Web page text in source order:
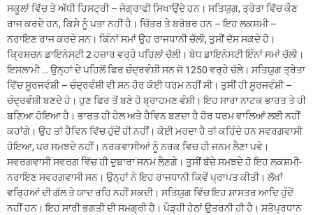
ਸਕੂਲਾਂ ਵਿੱਚ ਤੇ ਅੱਧੀ ਹਿਸਟ੍ਰੀ – ਜੋਗ੍ਰਾਫੀ ਸਿਖਾਉਂਦੇ ਹਨ। ਸਤਿਯੁਗ, ਤ੍ਰੇਤਾ ਵਿੱਚ ਕੌਣ
ਰਾਜ ਕਰਦੇ ਹਨ, ਕਿਸੇ ਨੂੰ ਪਤਾ ਨਹੀਂ ਹੈ। ਚਿੱਤਰ ਤੇ ਬਰੋਬਰ ਹਨ – ਇਹ ਲਕਸ਼ਮੀ –
ਨਰਾਇਣ ਰਾਜ ਕਰਦੇ ਸਨ। ਕਿੰਨਾਂ ਸਮਾਂ ਉਹ ਰਾਜਧਾਨੀ ਚੱਲੀ, ਤੁਸੀਂ ਦੱਸ ਸਕਦੇ ਹੋ।
ਕ੍ਰਿਸ਼ਚਨ ਡਾਇਨੇਸਟੀ 2 ਹਜ਼ਾਰ ਵਰ੍ਹੇ ਪਹਿਲਾਂ ਚੱਲੀ। ਬੋਧ ਡਾਇਨੇਸਟੀ ਇੰਨਾਂ ਸਮਾਂ ਚੱਲੀ।
ਇਸਲਾਮੀ … ਉਨ੍ਹਾਂ ਦੇ ਪਹਿਲੋਂ ਫਿਰ ਚੰਦ੍ਰਵੰਸ਼ੀ ਸਨ ਜੋ 1250 ਵਰ੍ਹੇ ਚੱਲੇ। ਸਤਿਯੁਗ ਤ੍ਰੇਤਾ
ਵਿੱਚ ਸੂਰਜਵੰਸ਼ੀ – ਚੰਦ੍ਰਵੰਸ਼ੀ ਵੀ ਸਨ ਹੋਰ ਕੋਈ ਧਰਮ ਨਹੀਂ ਸੀ। ਤੁਸੀਂ ਹੀ ਸੂਰਜਵੰਸ਼ੀ –
ਚੰਦ੍ਰਵੰਸ਼ੀ ਬਣਦੇ ਹੋ। ਹੁਣ ਫਿਰ ਤੋਂ ਬਣੇ ਹੋ ਬ੍ਰਾਹਮਣ ਵੰਸ਼ੀ। ਇਹ ਸਾਰਾ ਨਾਟਕ ਭਾਰਤ ਤੇ ਹੀ
ਬਣਿਆ ਹੋਇਆ ਹੈ। ਭਾਰਤ ਹੀ ਹੇਲ ਅਤੇ ਹੈਵਿਨ ਬਣਦਾ ਹੈ ਹੋਰ ਧਰਮ ਵਾਲਿਆਂ ਲਈ ਨਹੀਂ
ਕਹਾਂਗੇ। ਉਹ ਤਾਂ ਹੈਵਿਨ ਵਿੱਚ ਹੁੰਦੇਂ ਹੀ ਨਹੀਂ। ਕੋਈ ਮਰਦਾ ਹੈ ਤਾਂ ਕਹਿੰਦੇ ਹਨ ਸਵਰਗਵਾਸੀ
ਹੋਇਆ, ਪਰ ਸਮਝਦੇ ਨਹੀਂ। ਨਰਕਵਾਸੀਆਂ ਨੂੰ ਨਰਕ ਵਿਚ ਹੀ ਜਨਮ ਲੈਣਾ ਪਵੇ।
ਸਵਰਗਵਾਸੀ ਸਵਰਗ ਵਿੱਚ ਹੀ ਦੁਬਾਰਾ ਜਨਮ ਲੈਣਗੇ। ਤੁਸੀਂ ਬੱਚੇ ਸਮਝਦੇ ਹੋ ਇਹ ਲਕਸ਼ਮੀ-
ਨਰਾਇਣ ਸਵਰਗਵਾਸੀ ਸਨ। ਉਨ੍ਹਾਂ ਨੇ ਇਹ ਰਾਜਧਾਨੀ ਕਿਵੇਂ ਪ੍ਰਾਪਤ ਕੀਤੀ। ਲੱਖਾਂ
ਵਰ੍ਹਿਆਂ ਦੀ ਗੱਲ ਤੇ ਯਾਦ ਰਹਿ ਨਹੀਂ ਸਕਦੀ। ਸਤਿਯੁਗ ਵਿੱਚ ਇਹ ਸ਼ਾਸਤਰ ਆਦਿ ਹੁੰਦੇਂ
ਨਹੀਂ ਹਨ। ਇਹ ਸਾਰੀ ਭਗਤੀ ਦੀ ਸਮਗ੍ਰੀ ਹੈ। ਪੌੜ੍ਹੀ ਹੇਠਾਂ ਉਤਰਨੀ ਹੀ ਹੈ। ਸਤੋਪ੍ਰਧਾਨ